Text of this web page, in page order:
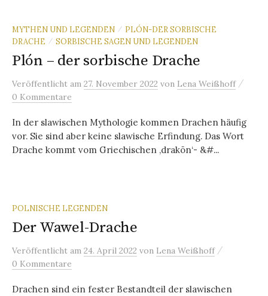
MYTHEN UND LEGENDEN / PLÓN-DER SORBISCHE
DRACHE
/ SORBISCHE SAGEN UND LEGENDEN
Plón – der sorbische Drache
Veröffentlicht am 27. November 2022 von Lena Weißhoff /
0 Kommentare
In der slawischen Mythologie kommen Drachen häufig
vor. Sie sind aber keine slawische Erfindung. Das Wort
Drache kommt vom Griechischen ‚drakōn‘- &#...
POLNISCHE LEGENDEN
Der Wawel-Drache
Veröffentlicht am 24. April 2022 von Lena Weißhoff /
0 Kommentare
Drachen sind ein fester Bestandteil der slawischen